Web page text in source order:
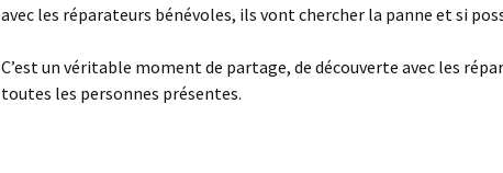
avec les réparateurs bénévoles, ils vont chercher la panne et si
C’est un véritable moment de partage, de découverte avec les
toutes les personnes présentes.